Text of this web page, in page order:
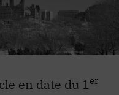
en date du 1er